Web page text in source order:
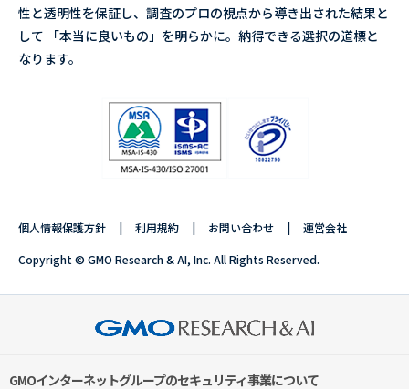
性と透明性を保証し、調査のプロの視点から導き出された結果と
して 「本当に良いもの」を明らかに。納得できる選択の道標と
なります。
個人情報保護方針 利用規約 お問い合わせ 運営会社
Copyright © GMO Research & AI, Inc. All Rights Reserved.
GMOインターネットグループのセキュリティ事業について